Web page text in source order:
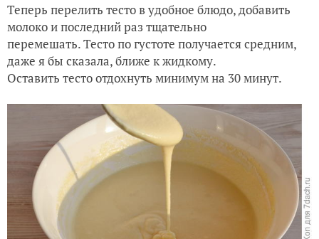
Теперь перелить тесто в удобное блюдо, добавить
молоко и последний раз тщательно
перемешать. Тесто по густоте получается средним,
даже я бы сказала, ближе к жидкому.
Оставить тесто отдохнуть минимум на 30 минут.